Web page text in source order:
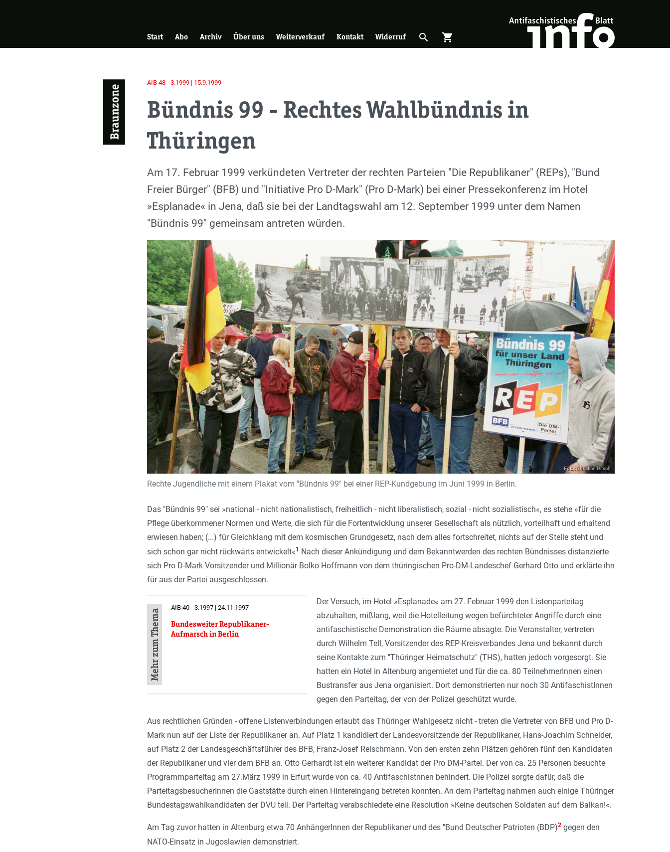
Hauptnavigation
Start Abo Archiv Über uns Weiterverkauf Kontakt Widerruf Suche öffnen
search Warenkorb öffnen
shopping_cart
Braunzone
AIB 48 - 3.1999 | 15.9.1999
Bündnis 99 - Rechtes Wahlbündnis in
Thüringen
Einleitung
Am 17. Februar 1999 verkündeten Vertreter der rechten Parteien "Die Republikaner" (REPs), "Bund
Freier Bürger" (BFB) und "Initiative Pro D-Mark" (Pro D-Mark) bei einer Pressekonferenz im Hotel
»Esplanade« in Jena, daß sie bei der Landtagswahl am 12. September 1999 unter dem Namen
"Bündnis 99" gemeinsam antreten würden.
Foto: Christian Ditsch
Rechte Jugendliche mit einem Plakat vom "Bündnis 99" bei einer REP-Kundgebung im Juni 1999 in Berlin.
Das "Bündnis 99" sei »national - nicht nationalistisch, freiheitlich - nicht liberalistisch, sozial - nicht sozialistisch«, es stehe »für die
Pflege überkommener Normen und Werte, die sich für die Fortentwicklung unserer Gesellschaft als nützlich, vorteilhaft und erhaltend
erwiesen haben; (...) für Gleichklang mit dem kosmischen Grundgesetz, nach dem alles fortschreitet, nichts auf der Stelle steht und
sich schon gar nicht rückwärts entwickelt«1
Nach dieser Ankündigung und dem Bekanntwerden des rechten Bündnisses distanzierte
sich Pro D-Mark Vorsitzender und Millionär Bolko Hoffmann von dem thüringischen Pro-DM-Landeschef Gerhard Otto und erklärte ihn
für aus der Partei ausgeschlossen.
Mehr zum Thema
AIB 40 - 3.1997 | 24.11.1997
Bundesweiter Republikaner-
Aufmarsch in Berlin
Der Versuch, im Hotel »Esplanade« am 27. Februar 1999 den Listenparteitag
abzuhalten, mißlang, weil die Hotelleitung wegen befürchteter Angriffe durch eine
antifaschistische Demonstration die Räume absagte. Die Veranstalter, vertreten
durch Wilhelm Tell, Vorsitzender des REP-Kreisverbandes Jena und bekannt durch
seine Kontakte zum "Thüringer Heimatschutz" (THS), hatten jedoch vorgesorgt. Sie
hatten ein Hotel in Altenburg angemietet und für die ca. 80 TeilnehmerInnen einen
Bustransfer aus Jena organisiert. Dort demonstrierten nur noch 30 AntifaschistInnen
gegen den Parteitag, der von der Polizei geschützt wurde.
Aus rechtlichen Gründen - offene Listenverbindungen erlaubt das Thüringer Wahlgesetz nicht - treten die Vertreter von BFB und Pro D-
Mark nun auf der Liste der Republikaner an. Auf Platz 1 kandidiert der Landesvorsitzende der Republikaner, Hans-Joachim Schneider,
auf Platz 2 der Landesgeschäftsführer des BFB, Franz-Josef Reischmann. Von den ersten zehn Plätzen gehören fünf den Kandidaten
der Republikaner und vier dem BFB an. Otto Gerhardt ist ein weiterer Kandidat der Pro DM-Partei. Der von ca. 25 Personen besuchte
Programmparteitag am 27.März 1999 in Erfurt wurde von ca. 40 Antifaschistnnen behindert. Die Polizei sorgte dafür, daß die
ParteitagsbesucherInnen die Gaststätte durch einen Hintereingang betreten konnten. An dem Parteitag nahmen auch einige Thüringer
Bundestagswahlkandidaten der DVU teil. Der Parteitag verabschiedete eine Resolution »Keine deutschen Soldaten auf dem Balkan!«.
Am Tag zuvor hatten in Altenburg etwa 70 AnhängerInnen der Republikaner und des "Bund Deutscher Patrioten (BDP)2 gegen den
NATO-Einsatz in Jugoslawien demonstriert.